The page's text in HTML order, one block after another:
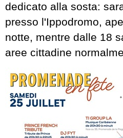
dedicato alla sosta:
presso l'Ippodromo,
notte, mentre dalle 18
aree cittadine